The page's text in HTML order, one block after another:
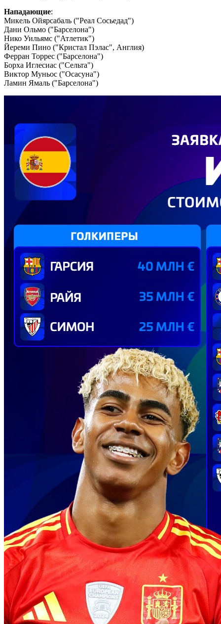
Нападающие:
Микель Ойярсабаль ("Реал Сосьедад")
Дани Ольмо ("Барселона")
Нико Уильямс ("Атлетик")
Йереми Пино ("Кристал Пэлас", Англия)
Ферран Торрес ("Барселона")
Борха Иглесиас ("Сельта")
Виктор Муньос ("Осасуна")
Ламин Ямаль ("Барселона")